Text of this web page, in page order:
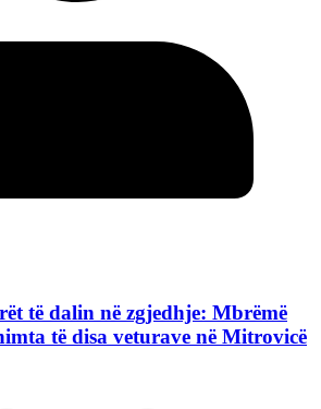
të dalin në zgjedhje: Mbrëmë
të disa veturave në Mitrovicë